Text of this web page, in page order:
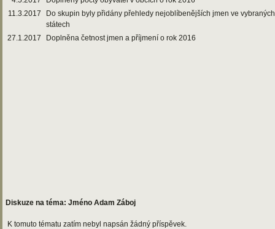
11.3.2017
Do skupin byly přidány přehledy nejoblíbenějších jmen ve vybraných
státech
27.1.2017
Doplněna četnost jmen a příjmení o rok 2016
Diskuze na téma: Jméno Adam Záboj
K tomuto tématu zatím nebyl napsán žádný příspěvek.